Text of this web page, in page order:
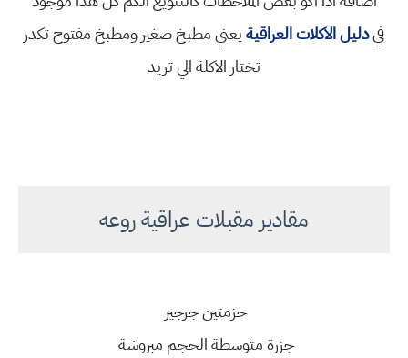
فيدليل الاكلات العراقيةيعنيمطبخ صغير ومطبخ مفتوح تكدر
تختار الاكلة الي تريد
مقادير مقبلات عراقية روعه
حزمتين جرجير
جزرة متوسطة الحجم مبروشة